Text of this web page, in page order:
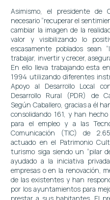
Asimismo, el presidente de
necesario “recuperar el
cambiar la imagen de la
valor y visibilizando lo
escasamente poblados sean
trabajar, invertir y crecer,
En ello lleva trabajando esta
1994 utilizando diferentes
Apoyo al Desarrollo Local
Desarrollo Rural (PDR) de
Según Caballero, gracias a él
consolidando 161, y han
para el empleo y a las
Comunicación (TIC) de
actuado en el Patrimonio
turismo siga siendo un “pilar
ayudado a la iniciativa
empresas o en la renovación,
de las existentes y han
por los ayuntamientos para